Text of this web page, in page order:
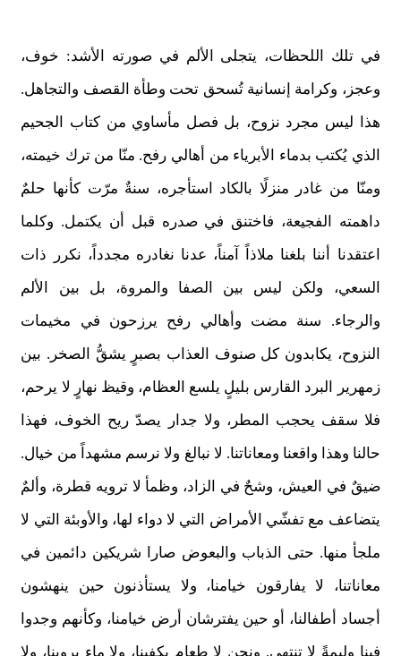
في تلك اللحظات، يتجلى الألم في صورته الأشد: خوف،
وعجز، وكرامة إنسانية تُسحق تحت وطأة القصف والتجاهل.
هذا ليس مجرد نزوح، بل فصل مأساوي من كتاب الجحيم
الذي يُكتب بدماء الأبرياء من أهالي رفح. منّا من ترك خيمته،
ومنّا من غادر منزلًا بالكاد استأجره، سنةٌ مرّت كأنها حلمٌ
داهمته الفجيعة، فاختنق في صدره قبل أن يكتمل. وكلما
اعتقدنا أننا بلغنا ملاذاً آمناً، عدنا نغادره مجدداً، نكرر ذات
السعي، ولكن ليس بين الصفا والمروة، بل بين الألم
والرجاء. سنة مضت وأهالي رفح يرزحون في مخيمات
النزوح، يكابدون كل صنوف العذاب بصبرٍ يشقُّ الصخر. بين
زمهرير البرد القارس بليلٍ يلسع العظام، وقيظ نهارٍ لا يرحم،
فلا سقف يحجب المطر، ولا جدار يصدّ ريح الخوف، فهذا
حالنا وهذا واقعنا ومعاناتنا. لا نبالغ ولا نرسم مشهداً من خيال.
ضيقٌ في العيش، وشحٌ في الزاد، وظمأ لا ترويه قطرة، وألمٌ
يتضاعف مع تفشّي الأمراض التي لا دواء لها، والأوبئة التي لا
ملجأ منها. حتى الذباب والبعوض صارا شريكين دائمين في
معاناتنا، لا يفارقون خيامنا، ولا يستأذنون حين ينهشون
أجساد أطفالنا، أو حين يفترشان أرض خيامنا، وكأنهم وجدوا
فينا وليمةً لا تنتهي. ونحن لا طعام يكفينا، ولا ماء يروينا، ولا